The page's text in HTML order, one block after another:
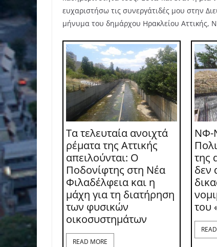
ευχαριστήσω τις συνεργάτιδές μου στην
μήνυμα του δημάρχου Ηρακλείου Αττικής,
Τα τελευταία ανοιχτά
ρέματα της Αττικής
απειλούνται: Ο
Ποδονίφτης στη Νέα
Φιλαδέλφεια και η
μάχη για τη διατήρηση
των φυσικών
οικοσυστημάτων
READ MORE
ΝΦ-
της
δεν
του